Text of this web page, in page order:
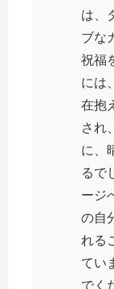
は、
ブな
祝福
には
在抱
され
に、
るで
ージ
の自
れる
てい
でく